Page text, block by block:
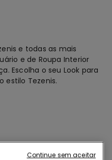
e todas as mais
e de Roupa Interior
Escolha o seu Look para
estilo Tezenis.
Continue sem aceitar